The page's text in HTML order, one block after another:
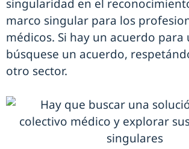
singularidad en el
marco singular para los
médicos. Si hay un acuerdo para
búsquese un acuerdo,
otro sector.